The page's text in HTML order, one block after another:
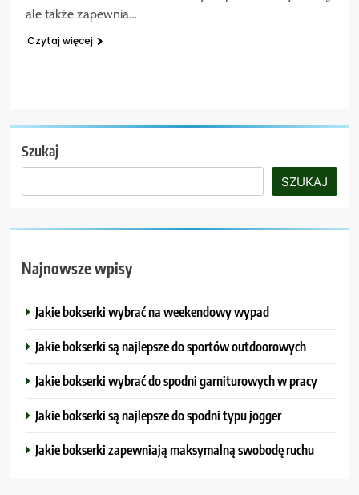
ale także zapewnia…
Czytaj więcej
Szukaj
SZUKAJ
Najnowsze wpisy
Jakie bokserki wybrać na weekendowy wypad
Jakie bokserki są najlepsze do sportów outdoorowych
Jakie bokserki wybrać do spodni garniturowych w pracy
Jakie bokserki są najlepsze do spodni typu jogger
Jakie bokserki zapewniają maksymalną swobodę ruchu